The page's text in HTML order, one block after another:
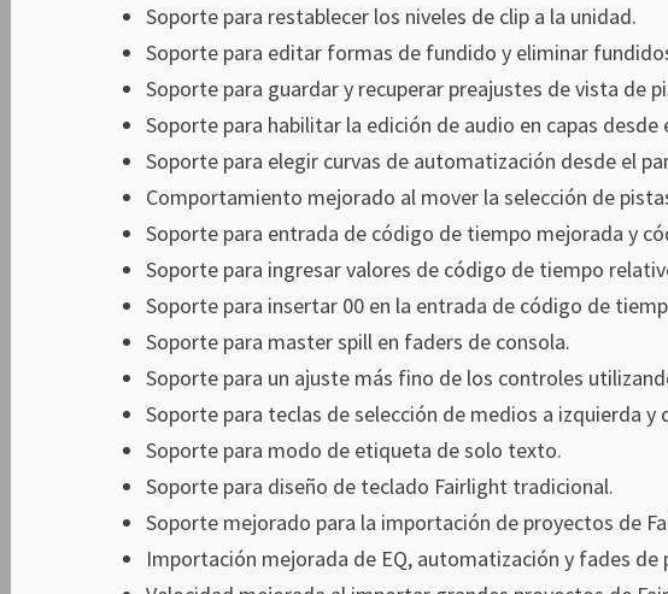
Soporte para restablecer los niveles de clip a la unidad.
Soporte para editar formas de fundido y eliminar
Soporte para guardar y recuperar preajustes de vista de
Soporte para habilitar la edición de audio en capas
Soporte para elegir curvas de automatización desde el
Comportamiento mejorado al mover la selección de
Soporte para entrada de código de tiempo mejorada y
Soporte para ingresar valores de código de tiempo
Soporte para insertar 00 en la entrada de código de
Soporte para master spill en faders de consola.
Soporte para un ajuste más fino de los controles
Soporte para teclas de selección de medios a izquierda y
Soporte para modo de etiqueta de solo texto.
Soporte para diseño de teclado Fairlight tradicional.
Soporte mejorado para la importación de proyectos de
Importación mejorada de EQ, automatización y fades